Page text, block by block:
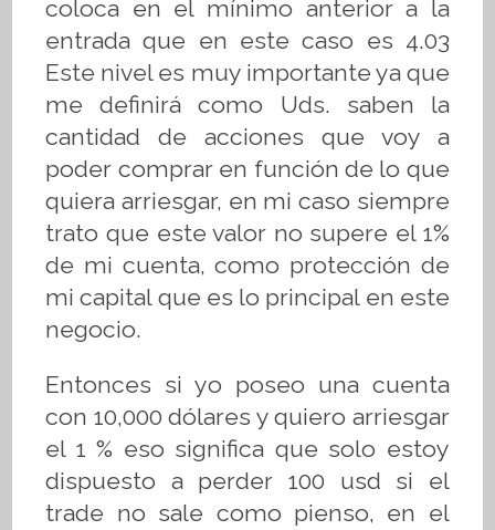
coloca en el mínimo anterior a la
entrada que en este caso es 4.03
Este nivel es muy importante ya que
me definirá como Uds. saben la
cantidad de acciones que voy a
poder comprar en función de lo que
quiera arriesgar, en mi caso siempre
trato que este valor no supere el 1%
de mi cuenta, como protección de
mi capital que es lo principal en este
negocio.
Entonces si yo poseo una cuenta
con 10,000 dólares y quiero arriesgar
el 1 % eso significa que solo estoy
dispuesto a perder 100 usd si el
trade no sale como pienso, en el